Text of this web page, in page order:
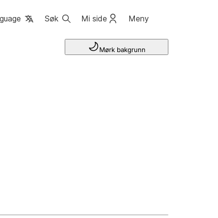
Søk Mi side Meny
Mørk bakgrunn